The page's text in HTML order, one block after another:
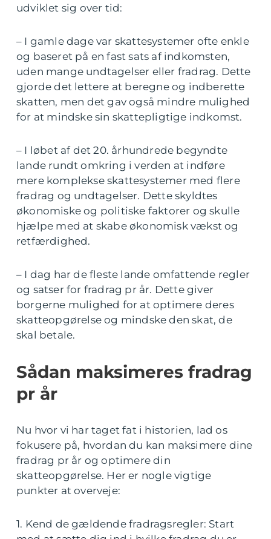
udviklet sig over tid:
– I gamle dage var skattesystemer ofte enkle
og baseret på en fast sats af indkomsten,
uden mange undtagelser eller fradrag. Dette
gjorde det lettere at beregne og indberette
skatten, men det gav også mindre mulighed
for at mindske sin skattepligtige indkomst.
– I løbet af det 20. århundrede begyndte
lande rundt omkring i verden at indføre
mere komplekse skattesystemer med flere
fradrag og undtagelser. Dette skyldtes
økonomiske og politiske faktorer og skulle
hjælpe med at skabe økonomisk vækst og
retfærdighed.
– I dag har de fleste lande omfattende regler
og satser for fradrag pr år. Dette giver
borgerne mulighed for at optimere deres
skatteopgørelse og mindske den skat, de
skal betale.
Sådan maksimeres fradrag
pr år
Nu hvor vi har taget fat i historien, lad os
fokusere på, hvordan du kan maksimere dine
fradrag pr år og optimere din
skatteopgørelse. Her er nogle vigtige
punkter at overveje:
1. Kend de gældende fradragsregler: Start